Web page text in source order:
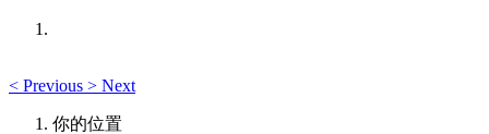
< Previous > Next
你的位置